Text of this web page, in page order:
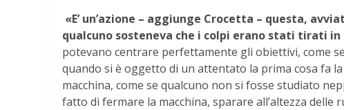
«E’ un’azione – aggiunge Crocetta – questa,
qualcuno sosteneva che i colpi erano stati tirati
potevano centrare perfettamente gli obiettivi, come
quando si è oggetto di un attentato la prima cosa fa
macchina, come se qualcuno non si fosse studiato
fatto di fermare la macchina, sparare all’altezza delle